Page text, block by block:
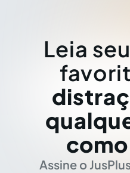
Leia
Assine o